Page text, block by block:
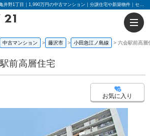
六会駅前高層住宅 神奈川県藤沢市亀井野1丁目｜1,990万円の中古マンション｜分譲住宅や新築物件｜センチュリー21富士ハウジング
中古マンション 藤沢市 小田急江ノ島線 六会駅前高層
前高層住宅
お気に入り